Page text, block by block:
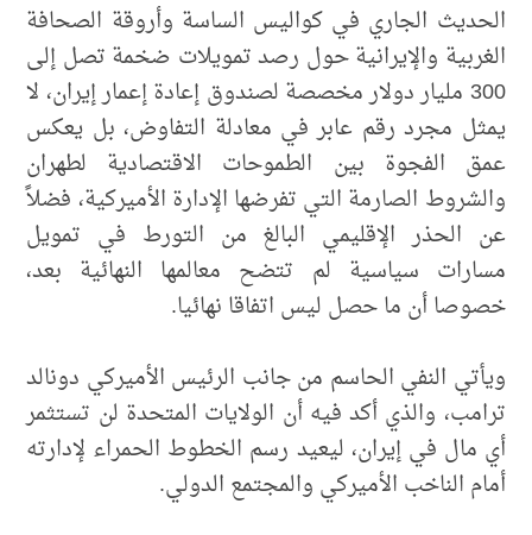
الحديث الجاري في كواليس الساسة وأروقة الصحافة
الغربية والإيرانية حول رصد تمويلات ضخمة تصل إلى
300 مليار دولار مخصصة لصندوق إعادة إعمار إيران، لا
يمثل مجرد رقم عابر في معادلة التفاوض، بل يعكس
عمق الفجوة بين الطموحات الاقتصادية لطهران
والشروط الصارمة التي تفرضها الإدارة الأميركية، فضلاً
عن الحذر الإقليمي البالغ من التورط في تمويل
مسارات سياسية لم تتضح معالمها النهائية بعد،
خصوصا أن ما حصل ليس اتفاقا نهائيا.
ويأتي النفي الحاسم من جانب الرئيس الأميركي دونالد
ترامب، والذي أكد فيه أن الولايات المتحدة لن تستثمر
أي مال في إيران، ليعيد رسم الخطوط الحمراء لإدارته
أمام الناخب الأميركي والمجتمع الدولي.